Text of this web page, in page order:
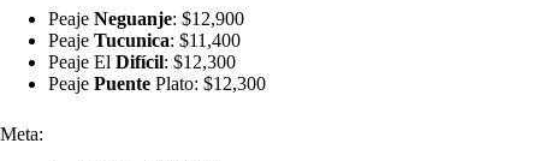
Peaje Neguanje: $12,900
Peaje Tucunica: $11,400
Peaje El Difícil: $12,300
Peaje Puente Plato: $12,300
Meta: